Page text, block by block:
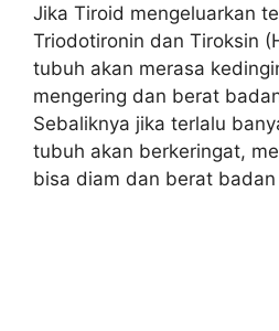
Jika Tiroid mengeluarkan
Triodotironin dan Tiroksin
tubuh akan merasa
mengering dan berat
Sebaliknya jika terlalu
tubuh akan berkeringat,
bisa diam dan berat